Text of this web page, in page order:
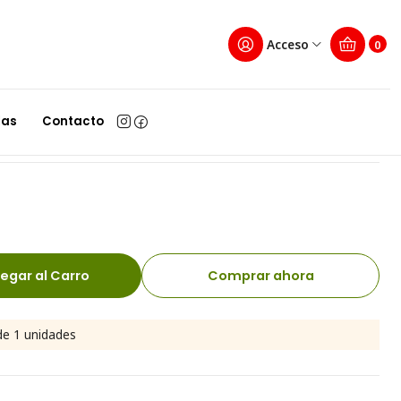
Acceso 0
Contacto
al Carro Comprar ahora
1 unidades